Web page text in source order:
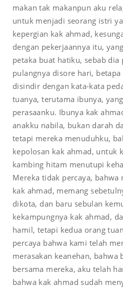
makan tak makanpun aku
untuk menjadi seorang istri
kepergian kak ahmad,
dengan pekerjaannya itu,
petaka buat hatiku, sebab dia
pulangnya disore hari,
disindir dengan kata-kata
tuanya, terutama ibunya,
perasaanku. Ibunya kak
anakku nabila, bukan darah
tetapi mereka menuduhku,
kepolosan kak ahmad, untuk
kambing hitam menutupi
Mereka tidak percaya, bahwa
kak ahmad, memang
dikota, dan baru sebulan
kekampungnya kak ahmad,
hamil, tetapi kedua orang
percaya bahwa kami telah
merasakan keanehan, bahwa
bersama mereka, aku telah
bahwa kak ahmad sudah